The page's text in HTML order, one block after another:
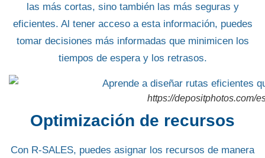
las más cortas, sino tambiénlas más seguras y
eficientes. Al tener acceso a esta información, puedes
tomar decisiones más informadas que minimicen los
tiempos de espera y los retrasos.
https://depositphotos.com/
Optimización de recursos
Con R-SALES, puedes asignar los recursos de manera